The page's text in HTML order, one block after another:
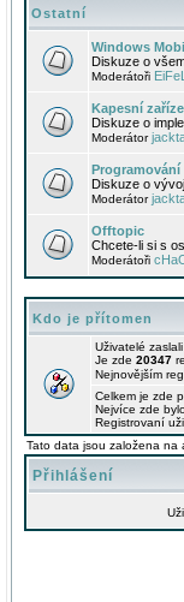
Ostatní
Windows
Diskuze o
Moderátoři
Kapesní
Diskuze o
Moderátor
Programování
Diskuze o
Moderátor
Offtopic
Chcete-li si s
Moderátoři
Kdo je přítomen
Uživatelé
Je zde 20347
Nejnovějším
Celkem je zde
Nejvíce zde
Registrovaní
Tato data jsou založena na
Přihlášení